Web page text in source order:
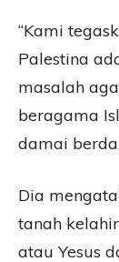
“Kami
Palestina
masalah
beragama
damai
Dia
tanah
atau Yesus